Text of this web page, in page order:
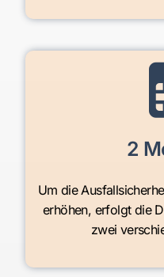
2
Um die
erhöhen, erfolgt die
zwei